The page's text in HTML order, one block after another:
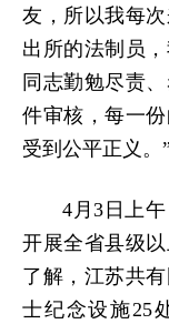
友，所以我每
出所的法制员
同志勤勉尽责
件审核，每一
受到公平正义。”
4月3日上
开展全省县级
了解，江苏共
士纪念设施25